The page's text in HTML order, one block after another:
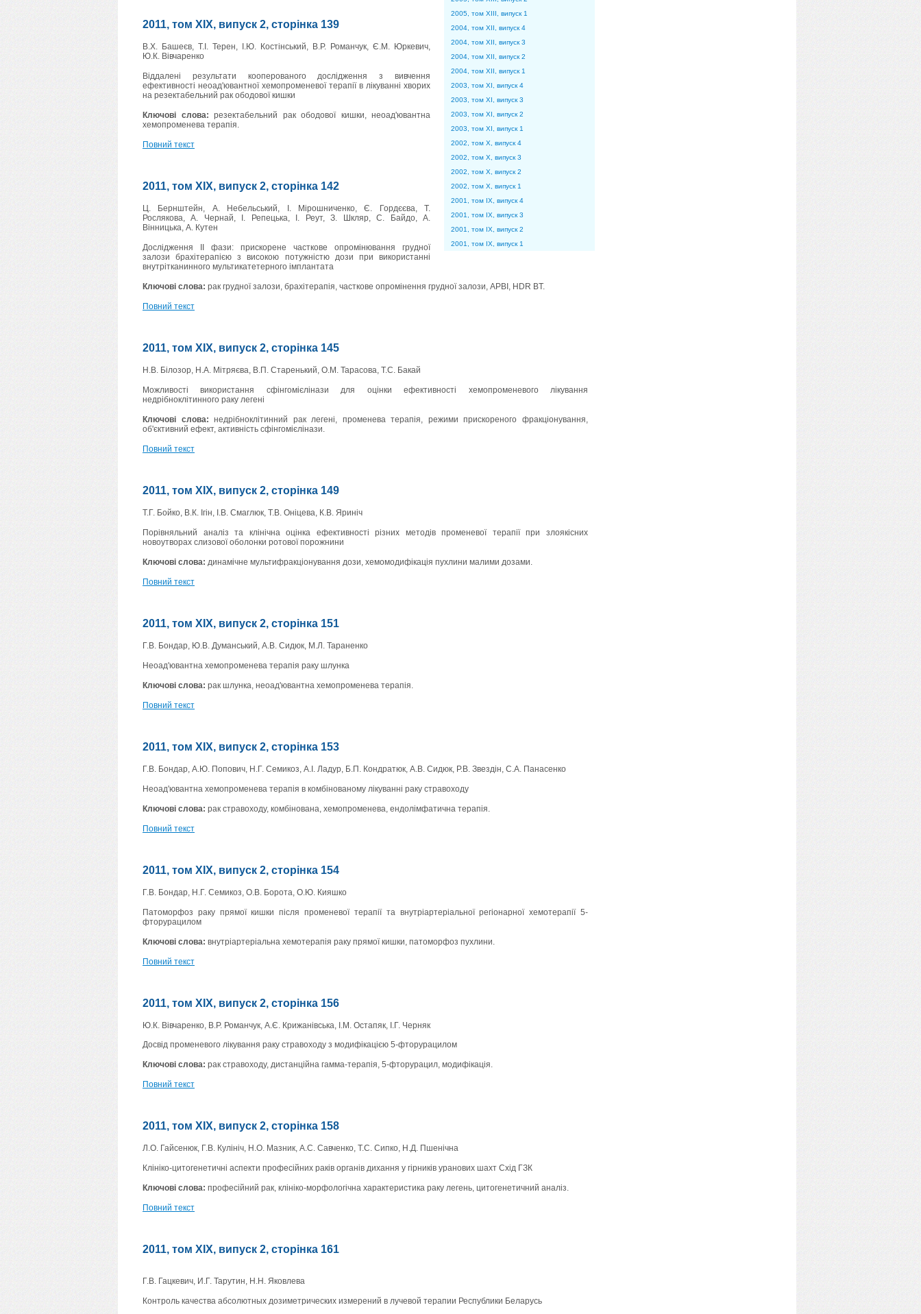
2005, том XIII, випуск 1
2004, том XII, випуск 4
2004, том XII, випуск 3
2004, том XII, випуск 2
2004, том XII, випуск 1
2003, том XI, випуск 4
2003, том XI, випуск 3
2003, том XI, випуск 2
2003, том XI, випуск 1
2002, том X, випуск 4
2002, том X, випуск 3
2002, том X, випуск 2
2002, том X, випуск 1
2001, том IX, випуск 4
2001, том IX, випуск 3
2001, том IX, випуск 2
2001, том IX, випуск 1
2011, том XIX, випуск 2, сторінка 139
В.Х. Башеєв, Т.І. Терен, І.Ю. Костінський, В.Р. Романчук, Є.М. Юркевич,
Ю.К. Вівчаренко
Віддалені результати кооперованого дослідження з вивчення
ефективності неоад'ювантної хемопроменевої терапії в лікуванні хворих
на резектабельний рак ободової кишки
Ключові слова: резектабельний рак ободової кишки, неоад'ювантна
хемопроменева терапія.
Повний текст
2011, том XIX, випуск 2, сторінка 142
Ц. Бернштейн, А. Небельський, І. Мірошниченко, Є. Гордєєва, Т.
Рослякова, А. Чернай, І. Репецька, І. Реут, З. Шкляр, С. Байдо, А.
Вінницька, А. Кутен
Дослідження II фази: прискорене часткове опромінювання грудної
залози брахітерапією з високою потужністю дози при використанні
внутрітканинного мультикатетерного імплантата
Ключові слова: рак грудної залози, брахітерапія, часткове опромінення грудної залози, APBI, HDR BT.
Повний текст
2011, том XIX, випуск 2, сторінка 145
Н.В. Білозор, Н.А. Мітряєва, В.П. Старенький, О.М. Тарасова, Т.С. Бакай
Можливості використання сфінгомієлінази для оцінки ефективності хемопроменевого лікування
недрібноклітинного раку легені
Ключові слова: недрібноклітинний рак легені, променева терапія, режими прискореного фракціонування,
об'єктивний ефект, активність сфінгомієлінази.
Повний текст
2011, том XIX, випуск 2, сторінка 149
Т.Г. Бойко, В.К. Ігін, І.В. Смаглюк, Т.В. Оніцева, К.В. Яриніч
Порівняльний аналіз та клінічна оцінка ефективності різних методів променевої терапії при злоякісних
новоутворах слизової оболонки ротової порожнини
Ключові слова: динамічне мультифракціонування дози, хемомодифікація пухлини малими дозами.
Повний текст
2011, том XIX, випуск 2, сторінка 151
Г.В. Бондар, Ю.В. Думанський, А.В. Сидюк, М.Л. Тараненко
Неоад'ювантна хемопроменева терапія раку шлунка
Ключові слова: рак шлунка, неоад'ювантна хемопроменева терапія.
Повний текст
2011, том XIX, випуск 2, сторінка 153
Г.В. Бондар, А.Ю. Попович, Н.Г. Семикоз, А.І. Ладур, Б.П. Кондратюк, А.В. Сидюк, Р.В. Звездін, С.А. Панасенко
Неоад'ювантна хемопроменева терапія в комбінованому лікуванні раку стравоходу
Ключові слова: рак стравоходу, комбінована, хемопроменева, ендолімфатична терапія.
Повний текст
2011, том XIX, випуск 2, сторінка 154
Г.В. Бондар, Н.Г. Семикоз, О.В. Борота, О.Ю. Кияшко
Патоморфоз раку прямої кишки після променевої терапії та внутріартеріальної регіонарної хемотерапії 5-
фторурацилом
Ключові слова: внутріартеріальна хемотерапія раку прямої кишки, патоморфоз пухлини.
Повний текст
2011, том XIX, випуск 2, сторінка 156
Ю.К. Вівчаренко, В.Р. Романчук, А.Є. Крижанівська, І.М. Остапяк, І.Г. Черняк
Досвід променевого лікування раку стравоходу з модифікацією 5-фторурацилом
Ключові слова: рак стравоходу, дистанційна гамма-терапія, 5-фторурацил, модифікація.
Повний текст
2011, том XIX, випуск 2, сторінка 158
Л.О. Гайсенюк, Г.В. Кулініч, Н.О. Мазник, А.С. Савченко, Т.С. Сипко, Н.Д. Пшенічна
Клініко-цитогенетичні аспекти професійних раків органів дихання у гірників уранових шахт Схід ГЗК
Ключові слова: професійний рак, клініко-морфологічна характеристика раку легень, цитогенетичний аналіз.
Повний текст
2011, том XIX, випуск 2, сторінка 161
Г.В. Гацкевич, И.Г. Тарутин, Н.Н. Яковлева
Контроль качества абсолютных дозиметрических измерений в лучевой терапии Республики Беларусь